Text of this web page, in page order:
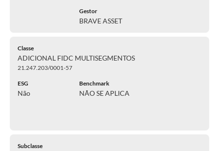
Gestor
BRAVE ASSET
Classe
ADICIONAL FIDC MULTISEGMENTOS
21.247.203/0001-57
ESG
Não
Benchmark
NÃO SE APLICA
Subclasse